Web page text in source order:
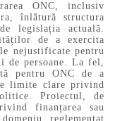
ONC, inclusiv
înlătură structura
legislația actuală.
de a exercita
nejustificate pentru
de persoane. La fel,
pentru ONC de a
limite clare privind
Proiectul, de
finanțarea sau
reglementat